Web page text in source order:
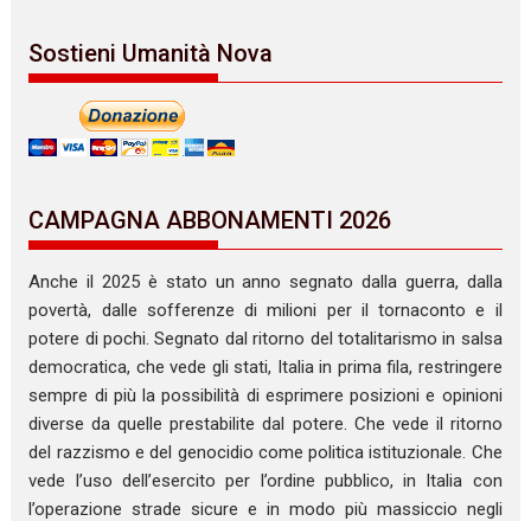
Sostieni Umanità Nova
CAMPAGNA ABBONAMENTI 2026
Anche il 2025 è stato un anno segnato dalla guerra, dalla
povertà, dalle sofferenze di milioni per il tornaconto e il
potere di pochi. Segnato dal ritorno del totalitarismo in salsa
democratica, che vede gli stati, Italia in prima fila, restringere
sempre di più la possibilità di esprimere posizioni e opinioni
diverse da quelle prestabilite dal potere. Che vede il ritorno
del razzismo e del genocidio come politica istituzionale. Che
vede l’uso dell’esercito per l’ordine pubblico, in Italia con
l’operazione strade sicure e in modo più massiccio negli